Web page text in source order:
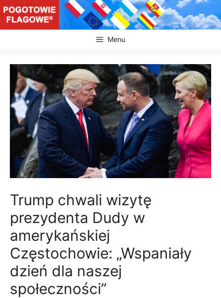
Przejdź
do
treści
Menu
Trump chwali wizytę
prezydenta Dudy w
amerykańskiej
Częstochowie: „Wspaniały
dzień dla naszej
społeczności”